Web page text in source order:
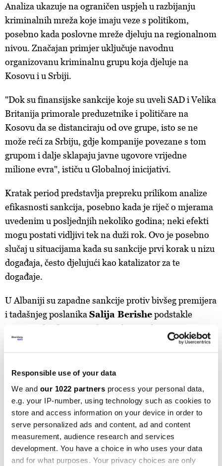
Responsible use of your data
We and our 1022 partners process your personal data,
e.g. your IP-number, using technology such as cookies to
store and access information on your device in order to
serve personalized ads and content, ad and content
measurement, audience research and services
development. You have a choice in who uses your data
and for what purposes. Your privacy choices are only
Analiza ukazuje na ograničen uspjeh u razbijanju
kriminalnih mreža koje imaju veze s politikom,
posebno kada poslovne mreže djeluju na regionalnom
nivou. Značajan primjer uključuje navodnu
organizovanu kriminalnu grupu koja djeluje na
Kosovu i u Srbiji.
"Dok su finansijske sankcije koje su uveli SAD i Velika
Britanija primorale preduzetnike i političare na
Kosovu da se distanciraju od ove grupe, isto se ne
može reći za Srbiju, gdje kompanije povezane s tom
grupom i dalje sklapaju javne ugovore vrijedne
milione evra", ističu u Globalnoj inicijativi.
Kratak period predstavlja prepreku prilikom analize
efikasnosti sankcija, posebno kada je riječ o mjerama
uvedenim u posljednjih nekoliko godina; neki efekti
mogu postati vidljivi tek na duži rok. Ovo je posebno
slučaj u situacijama kada su sankcije prvi korak u nizu
događaja, često djelujući kao katalizator za te
događaje.
U Albaniji su zapadne sankcije protiv bivšeg premijera
i tadašnjeg poslanika Salija Berishepodstakle
njegov politički povratak. Uprkos sankcijama, uspio je
da povrati kontrolu nad najvećom opozicionom
strankom - Demokratskom partijom.
Međutim, ističu u GI-TOC, ovaj potez izazvao je
podjele unutar stranke, što je dovelo do osipanja
članstva i posljedično slabljenja stranačke strukture.
Osim toga, lokalna istraga zbog optužbi za korupciju –
koju mnogi doživljavaju kao posljedicu sankcija –
stavila je Berishu u kućni pritvor na nekoliko mjeseci i
bacila sjenku na njegovu političku budućnost.